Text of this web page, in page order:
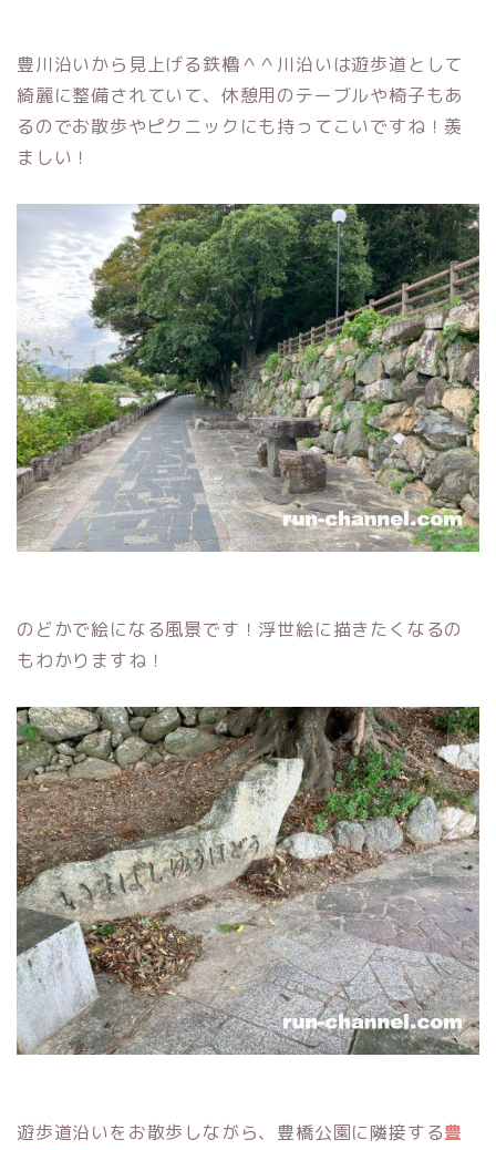
豊川沿いから見上げる鉄櫓＾＾川沿いは遊歩道として
綺麗に整備されていて、休憩用のテーブルや椅子もあ
るのでお散歩やピクニックにも持ってこいですね！羨
ましい！
のどかで絵になる風景です！浮世絵に描きたくなるの
もわかりますね！
遊歩道沿いをお散歩しながら、豊橋公園に隣接する豊